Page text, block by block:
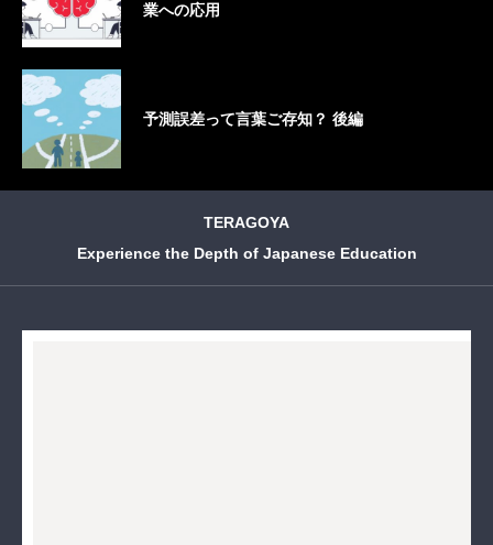
業への応用
予測誤差って言葉ご存知？ 後編
TERAGOYA
Experience the Depth of Japanese Education